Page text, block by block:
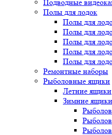
Подводные
Полы для лодок
Полы для
Полы для
Полы для
Полы для
Полы для
Ремонтные наборы
Рыболовные ящики
Летние ящики
Зимние ящики